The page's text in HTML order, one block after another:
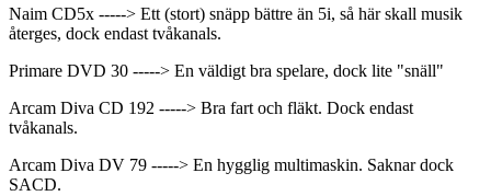
Naim CD5x -----> Ett (stort) snäpp bättre än 5i, så här skall musik
återges, dock endast tvåkanals.
Primare DVD 30 -----> En väldigt bra spelare, dock lite "snäll"
Arcam Diva CD 192 -----> Bra fart och fläkt. Dock endast
tvåkanals.
Arcam Diva DV 79 -----> En hygglig multimaskin. Saknar dock
SACD.